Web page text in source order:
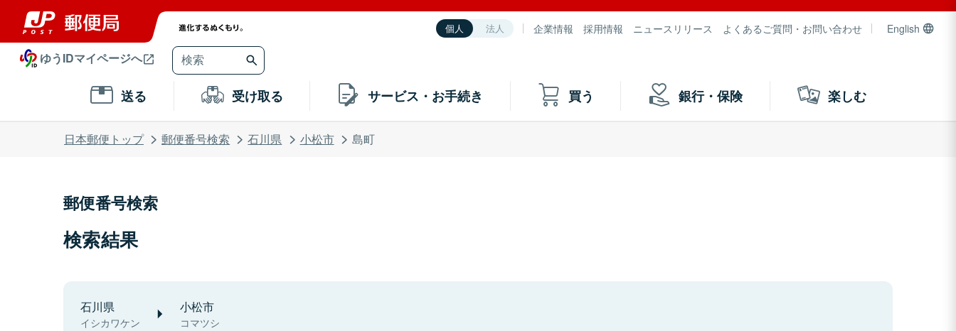
個人 法人 企業情報 採用情報 ニュースリリース よくあるご質問・お問い合わせ English
ゆうIDマイページへ
送る 受け取る サービス・お手続き 買う 銀行・保険 楽しむ
日本郵便トップ 郵便番号検索 石川県 小松市 島町
郵便番号検索
検索結果
石川県
イシカワケン
小松市
コマツシ